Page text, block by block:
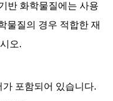
반 화학물질에는 사용
물질의 경우 적합한 재
오.
포함되어 있습니다.